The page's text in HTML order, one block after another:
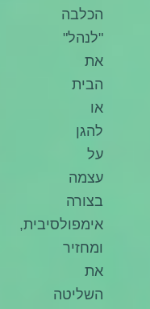
הכלבה
"לנהל"
את
הבית
או
להגן
על
עצמה
בצורה
אימפולסיבית,
ומחזיר
את
השליטה